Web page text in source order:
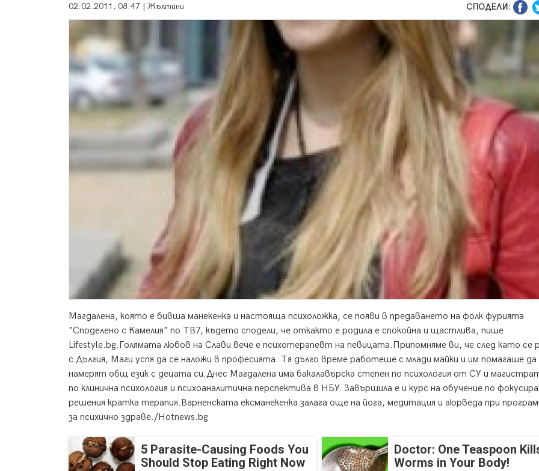
02.02.2011, 08:47 | Жълтини СПОДЕЛИ:
Магдалена, която e бивша манекенка и настояща психоложкa, се появи в предаването на фолк фурията
"Споделено с Камелия" по ТВ7, където сподели, че откакто е родила е спокойна и щастлива, пише
Lifestyle.bg.Голямата любов на Слави вече е психотерапевт на певицата.Припомняме ви, че след като се
с Дългия, Маги успя да се наложи в професията. Тя дълго време работеше с млади майки и им помагаше да
намерят общ език с децата си.Днес Магдалена има бакалавърска степен по психология от СУ и
по клинична психология и психоаналитична перспектива в НБУ. Завършила е и курс на обучение по
решения кратка терапия.Варненската ексманекенка залага още на йога, медитация и аюрведа при
за психично здраве./Hotnews.bg
5 Parasite-Causing Foods You
Should Stop Eating Right Now
Doctor: One Teaspoon
Worms in Your Body!